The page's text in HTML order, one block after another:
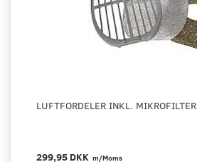
LUFTFORDELER INKL. MIKROFILTER
299,95 DKK m/Moms